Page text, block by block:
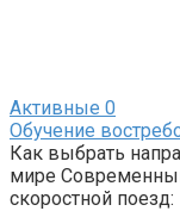
Активные 0
Обучение
Как выбрать
мире
скоростной поезд: